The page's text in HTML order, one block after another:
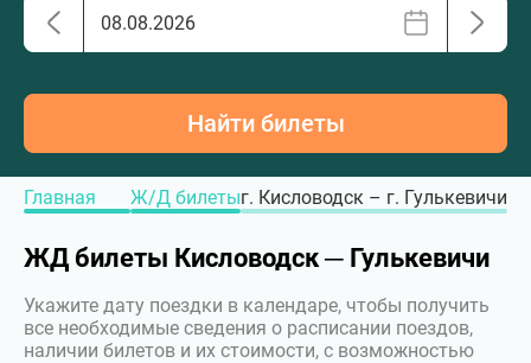
Найти билеты
Главная Ж/Д билетыг. Кисловодск – г. Гулькевичи
ЖД билеты Кисловодск ─ Гулькевичи
Укажите дату поездки в календаре, чтобы получить
все необходимые сведения о расписании поездов,
наличии билетов и их стоимости, с возможностью